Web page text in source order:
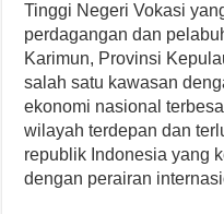
Tinggi Negeri Vokasi
perdagangan dan
Karimun, Provinsi
salah satu kawasan
ekonomi nasional
wilayah terdepan dan
republik Indonesia yang
dengan perairan